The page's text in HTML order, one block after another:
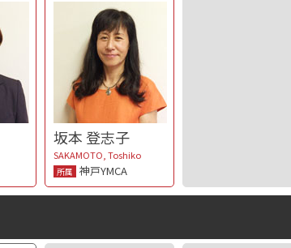
坂本 登志子
SAKAMOTO, Toshiko
所属 神戸YMCA